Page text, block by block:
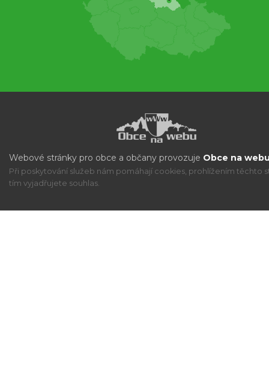
Webové stránky pro obce a občany provozuje Obce na
Při poskytování služeb nám pomáhají cookies, prohlížením těchto
tím vyjadřujete souhlas.